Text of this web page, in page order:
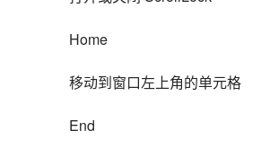
Home
移动到窗口左上角的单元格
End